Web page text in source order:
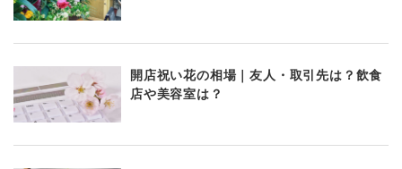
開店祝い花の相場｜友人・取引先は？飲食
店や美容室は？